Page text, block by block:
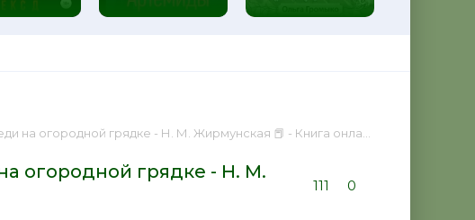
огородной грядке - Н. М. Жирмунская 📕 - Книга онлайн бесплатно
огородной грядке - Н. М.
111 0